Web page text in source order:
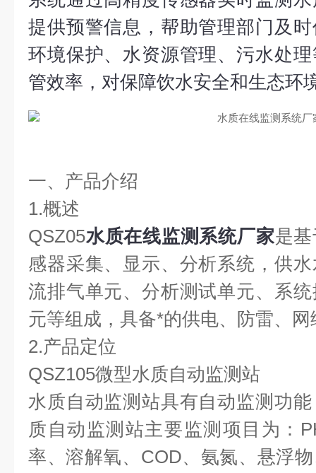
提供预警信息，帮助管理部门及
环境保护、水资源管理、污水处
管效率，对保障饮水安全和生态环
一、产品介绍
1.概述
QSZ05水质在线监测系统厂家是
感器采集、显示、分析系统，供
流排气单元、分析测试单元、系
元等组成，具备*的供电、防雷、
2.产品定位
QSZ105微型水质自动监测站
水质自动监测站具有自动监测功
质自动监测站主要监测项目为：
率、溶解氧、COD、氨氮、悬浮